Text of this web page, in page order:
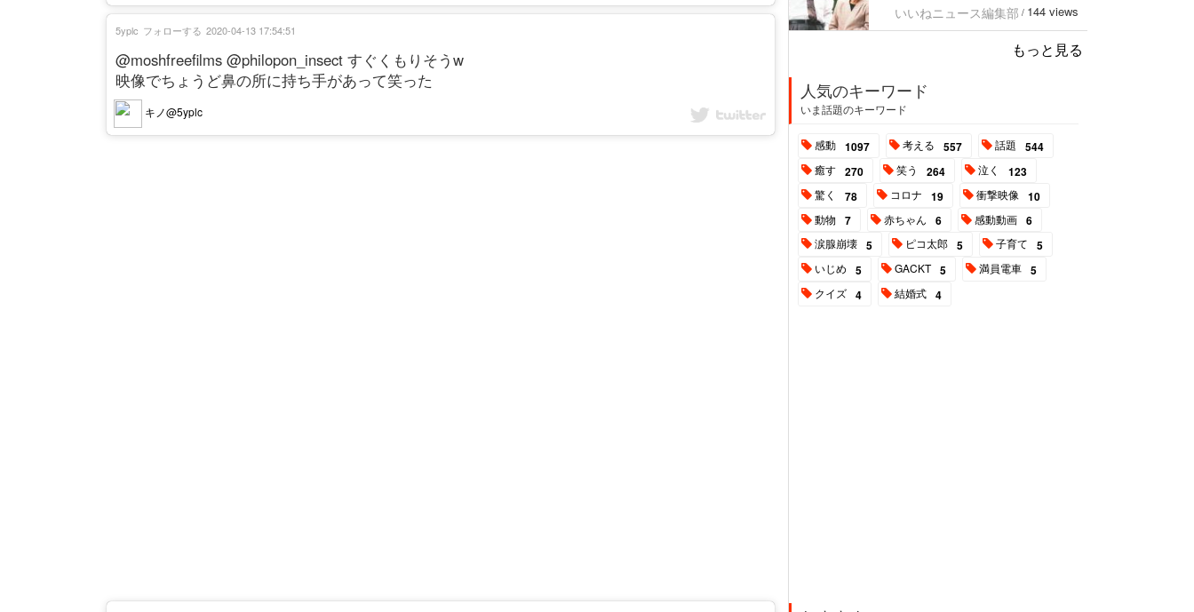
@moshfreefilms @philopon_insect すぐくもりそうw
映像でちょうど鼻の所に持ち手があって笑った
キノ@5yplc
5yplc フォローする 2020-04-13 17:54:51
いいねニュース編集部 / 144 views
もっと見る
人気のキーワード
いま話題のキーワード
感動 1097 考える 557 話題 544
癒す 270 笑う 264 泣く 123
驚く 78 コロナ 19 衝撃映像 10
動物 7 赤ちゃん 6 感動動画 6
涙腺崩壊 5 ピコ太郎 5 子育て 5
いじめ 5 GACKT 5 満員電車 5
クイズ 4 結婚式 4